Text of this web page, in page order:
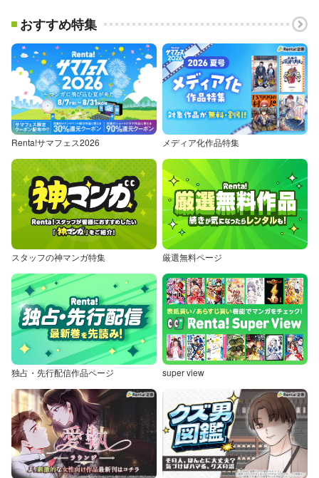
おすすめ特集
Renta!サマフェス2026 メディア化作品特集
スタッフの神マンガ特集 厳選無料ページ
独占・先行配信作品ページ super view